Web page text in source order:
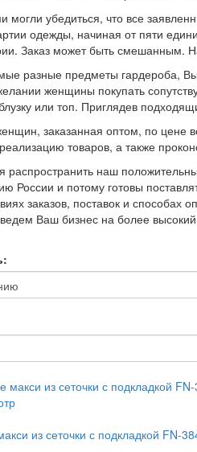
убедиться, что все
одежды, начиная от пяти
Заказ может быть смешанным.
разные предметы гардероба,
женщины покупать
или топ. Приглядев
заказанная оптом, по цене
товаров, а также
наш
России и потому готовы
заказов, поставок и
Ваш бизнес на более высокий
из сеточки с подкладкой FN-